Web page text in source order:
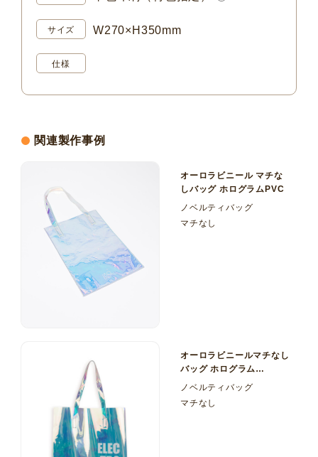
サイズ W270×H350mm
仕様
関連製作事例
オーロラビニール マチな
しバッグ ホログラムPVC
ノベルティバッグ
マチなし
オーロラビニールマチなし
バッグ ホログラム
PVC（塩ビ）
ノベルティバッグ
マチなし